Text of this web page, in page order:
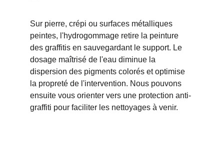
Sur pierre, crépi ou surfaces métalliques
peintes, l'hydrogommage retire la peinture
des graffitis en sauvegardant le support. Le
dosage maîtrisé de l'eau diminue la
dispersion des pigments colorés et optimise
la propreté de l'intervention. Nous pouvons
ensuite vous orienter vers une protection anti-
graffiti pour faciliter les nettoyages à venir.